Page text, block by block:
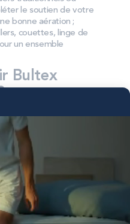
le soutien de votre
bonne aération ;
couettes, linge de
un ensemble
Bultex
détenue des Français*
reconnu. Des
d’un sommeil
sa fermeté (souple,
En associant le
l’accueil, le soutien et
la famille peut
dimension, du